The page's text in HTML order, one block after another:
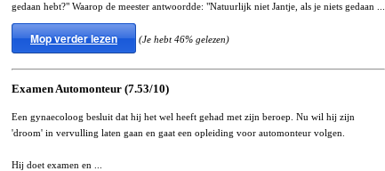
gedaan hebt?" Waarop de meester antwoordde: "Natuurlijk niet Jantje, als je niets gedaan ...
Mop verder lezen (Je hebt 46% gelezen)
Examen Automonteur (7.53/10)
Een gynaecoloog besluit dat hij het wel heeft gehad met zijn beroep. Nu wil hij zijn
'droom' in vervulling laten gaan en gaat een opleiding voor automonteur volgen.
Hij doet examen en ...